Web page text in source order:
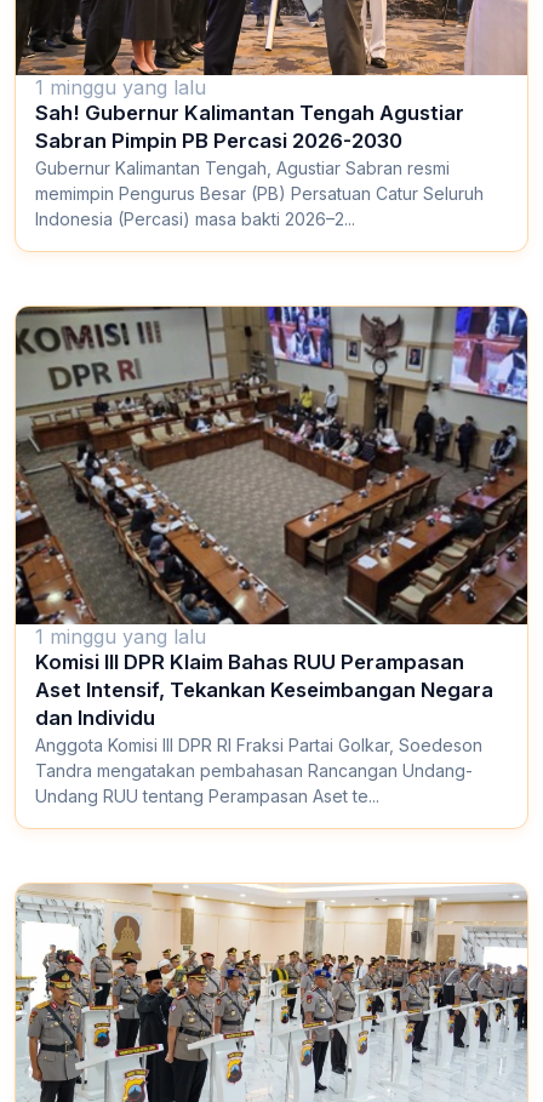
1 minggu yang lalu
Sah! Gubernur Kalimantan Tengah Agustiar
Sabran Pimpin PB Percasi 2026-2030
Gubernur Kalimantan Tengah, Agustiar Sabran resmi
memimpin Pengurus Besar (PB) Persatuan Catur Seluruh
Indonesia (Percasi) masa bakti 2026–2...
1 minggu yang lalu
Komisi III DPR Klaim Bahas RUU Perampasan
Aset Intensif, Tekankan Keseimbangan Negara
dan Individu
Anggota Komisi III DPR RI Fraksi Partai Golkar, Soedeson
Tandra mengatakan pembahasan Rancangan Undang-
Undang RUU tentang Perampasan Aset te...